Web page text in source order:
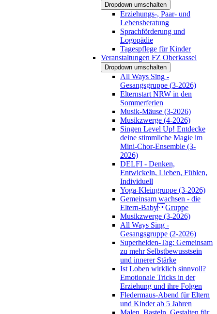
Dropdown umschalten
Erziehungs-, Paar- und
Lebensberatung
Sprachförderung und
Logopädie
Tagespflege für Kinder
Veranstaltungen FZ Oberkassel
Dropdown umschalten
All Ways Sing -
Gesangsgruppe (3-2026)
Elternstart NRW in den
Sommerferien
Musik-Mäuse (3-2026)
Musikzwerge (4-2026)
Singen Level Up! Entdecke
deine stimmliche Magie im
Mini-Chor-Ensemble (3-
2026)
DELFI - Denken,
Entwickeln, Lieben, Fühlen,
Individuell
Yoga-Kleingruppe (3-2026)
Gemeinsam wachsen - die
Eltern-BabyGruppe
Musikzwerge (3-2026)
All Ways Sing -
Gesangsgruppe (2-2026)
Superhelden-Tag: Gemeinsam
zu mehr Selbstbewusstsein
und innerer Stärke
Ist Loben wirklich sinnvoll?
Emotionale Tricks in der
Erziehung und ihre Folgen
Fledermaus-Abend für Eltern
und Kinder ab 5 Jahren
Malen, Basteln, Gestalten für